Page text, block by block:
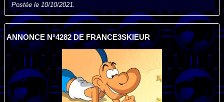
Postée le 10/10/2021.
ANNONCE N°4282 DE FRANCE3SKIEUR